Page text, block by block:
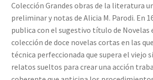
Colección Grandes obras de la literatura
preliminar y notas de Alicia M. Parodi. En
publica con el sugestivo título de Novelas
colección de doce novelas cortas en las
técnica perfeccionada que supera el viejo
relatos sueltos para crear una acción